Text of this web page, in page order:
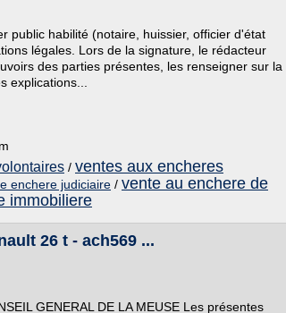
public habilité (notaire, huissier, officier d'état
légales. Lors de la signature, le rédacteur
des parties présentes, les renseigner sur la
explications...
/ ventes aux encheres
enchere judiciaire / vente au enchere de
immobiliere
26 t - ach569 ...
GENERAL DE LA MEUSE Les présentes